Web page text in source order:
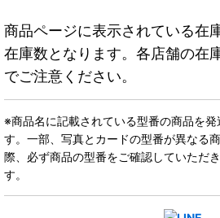
商品ページに表示されている在
在庫数となります。各店舗の在
でご注意ください。
※商品名に記載されている型番の商品を
す。一部、写真とカードの型番が異なる
際、必ず商品の型番をご確認していただ
す。